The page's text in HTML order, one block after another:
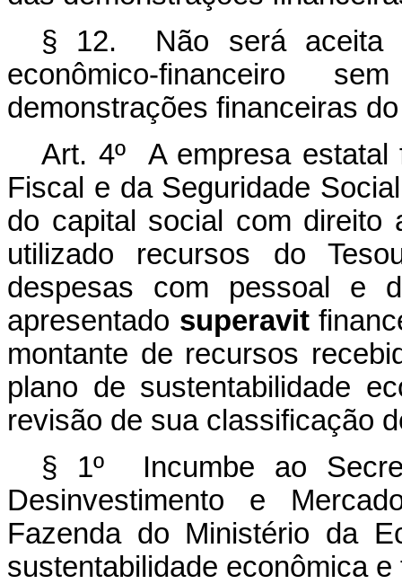
§ 12. Não será aceita
econômico-financeiro
demonstrações financeiras
Art. 4º A empresa estatal
Fiscal e da Seguridade
do capital social com
utilizado recursos do
despesas com pessoal e
apresentado superavit
montante de recursos
plano de sustentabilidade
revisão de sua classificação
§ 1º Incumbe ao
Desinvestimento e
Fazenda do Ministério da
sustentabilidade econômica